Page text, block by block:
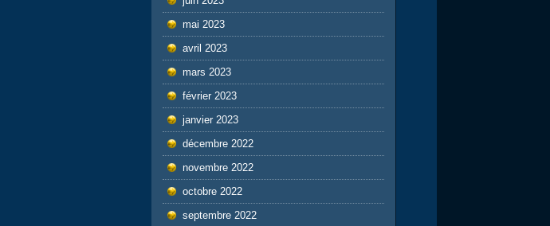
mai 2023
avril 2023
mars 2023
février 2023
janvier 2023
décembre 2022
novembre 2022
octobre 2022
septembre 2022